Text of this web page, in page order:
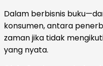
Dalam berbisnis
konsumen, antara
zaman jika tidak
yang nyata.